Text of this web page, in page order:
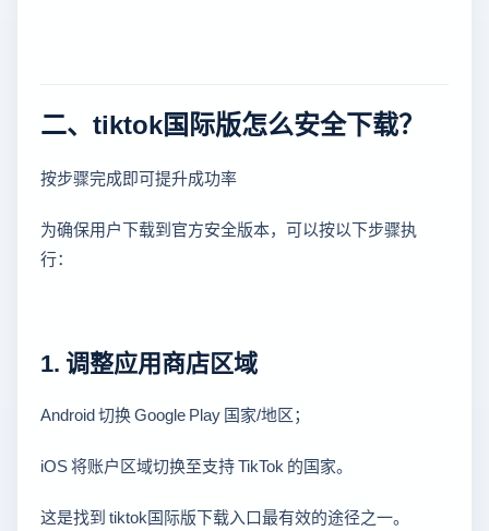
二、tiktok国际版怎么安全下载？
按步骤完成即可提升成功率
为确保用户下载到官方安全版本，可以按以下步骤执
行：
1. 调整应用商店区域
Android 切换 Google Play 国家/地区；
iOS 将账户区域切换至支持 TikTok 的国家。
这是找到 tiktok国际版下载入口最有效的途径之一。